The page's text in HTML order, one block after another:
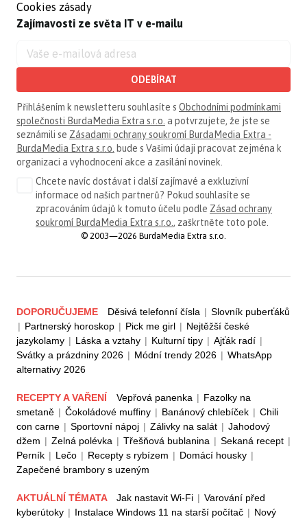
Cookies zásady
Zajímavosti ze světa IT v e-mailu
ODEBÍRAT
Přihlášením k newsletteru souhlasíte s Obchodními podmínkami
společnosti BurdaMedia Extra s.r.o. a potvrzujete, že jste se
seznámili se Zásadami ochrany soukromí BurdaMedia Extra -
BurdaMedia Extra s.r.o. bude s Vašimi údaji pracovat zejména k
organizaci a vyhodnocení akce a zasílání novinek.
Chcete navíc dostávat i další zajímavé a exkluzivní
informace od našich partnerů? Pokud souhlasíte se
zpracováním údajů k tomuto účelu podle Zásad ochrany
soukromí BurdaMedia Extra s.r.o., zaškrtněte toto pole.
© 2003—2026 BurdaMedia Extra s.r.o.
DOPORUČUJEME Děsivá telefonní čísla | Slovník puberťáků
| Partnerský horoskop | Pick me girl | Nejtěžší české
jazykolamy | Láska a vztahy | Kulturní tipy | Ajťák radí |
Svátky a prázdniny 2026 | Módní trendy 2026 | WhatsApp
alternativy 2026
RECEPTY A VAŘENÍ Vepřová panenka | Fazolky na
smetaně | Čokoládové muffiny | Banánový chlebíček | Chili
con carne | Sportovní nápoj | Zálivky na salát | Jahodový
džem | Zelná polévka | Třešňová bublanina | Sekaná recept |
Perník | Lečo | Recepty s rybízem | Domácí housky |
Zapečené brambory s uzeným
AKTUÁLNÍ TÉMATA Jak nastavit Wi-Fi | Varování před
kyberútoky | Instalace Windows 11 na starší počítač | Nový